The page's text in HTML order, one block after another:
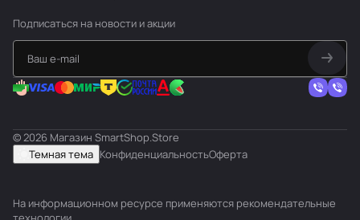
Подписаться на новости и акции
© 2026 Магазин SmartShop.Store
Темная тема КонфиденциальностьОферта
На информационном ресурсе применяются рекомендательные